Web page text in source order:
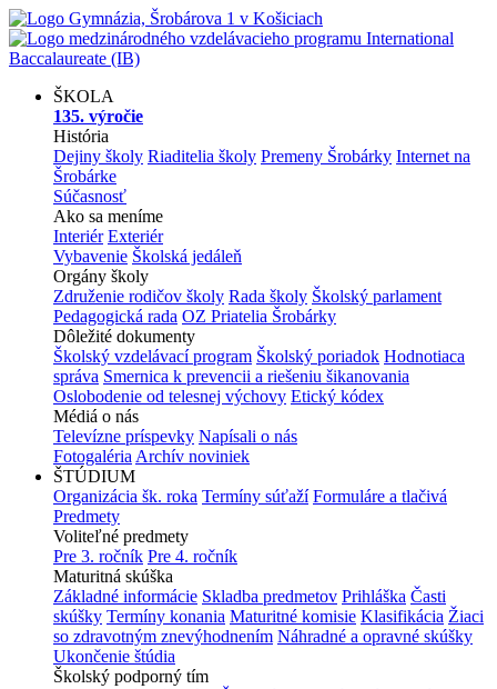
ŠKOLA
135. výročie
História
Dejiny školy Riaditelia školy Premeny Šrobárky Internet na
Šrobárke
Súčasnosť
Ako sa meníme
Interiér Exteriér
Vybavenie Školská jedáleň
Orgány školy
Združenie rodičov školy Rada školy Školský parlament
Pedagogická rada OZ Priatelia Šrobárky
Dôležité dokumenty
Školský vzdelávací program Školský poriadok Hodnotiaca
správa Smernica k prevencii a riešeniu šikanovania
Oslobodenie od telesnej výchovy Etický kódex
Médiá o nás
Televízne príspevky Napísali o nás
Fotogaléria Archív noviniek
ŠTÚDIUM
Organizácia šk. roka Termíny súťaží Formuláre a tlačivá
Predmety
Voliteľné predmety
Pre 3. ročník Pre 4. ročník
Maturitná skúška
Základné informácie Skladba predmetov Prihláška Časti
skúšky Termíny konania Maturitné komisie Klasifikácia Žiaci
so zdravotným znevýhodnením Náhradné a opravné skúšky
Ukončenie štúdia
Školský podporný tím